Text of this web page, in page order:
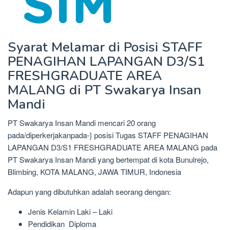
Syarat Melamar di Posisi STAFF
PENAGIHAN LAPANGAN D3/S1
FRESHGRADUATE AREA
MALANG di PT Swakarya Insan
Mandi
PT Swakarya Insan Mandi mencari 20 orang
pada/diperkerjakanpada-} posisi Tugas STAFF PENAGIHAN
LAPANGAN D3/S1 FRESHGRADUATE AREA MALANG pada
PT Swakarya Insan Mandi yang bertempat di kota Bunulrejo,
Blimbing, KOTA MALANG, JAWA TIMUR, Indonesia
Adapun yang dibutuhkan adalah seorang dengan:
Jenis Kelamin Laki – Laki
Pendidikan Diploma